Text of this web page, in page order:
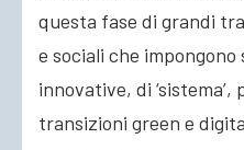
questa fase di grandi
e sociali che impongono
innovative, di
transizioni green e